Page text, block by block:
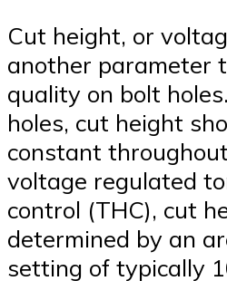
Cut height, or
another parameter
quality on bolt
holes, cut height
constant
voltage regulated
control (THC), cut
determined by an
setting of typically